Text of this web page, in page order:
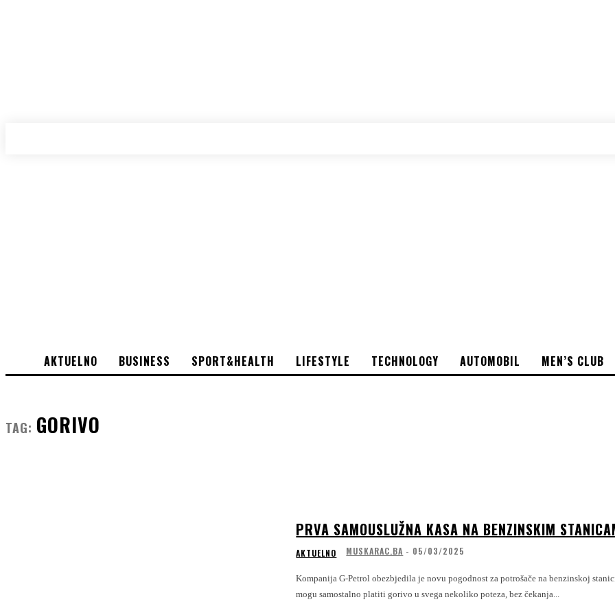
AKTUELNO BUSINESS SPORT&HEALTH LIFESTYLE TECHNOLOGY AUTOMOBIL MEN’S CLUB
TAG: GORIVO
PRVA SAMOUSLUŽNA KASA NA BENZINSKIM
AKTUELNO MUSKARAC.BA - 05/03/2025
Kompanija G-Petrol obezbjedila je novu pogodnost za potrošače na benzinskoj
mogu samostalno platiti gorivo u svega nekoliko poteza, bez čekanja...